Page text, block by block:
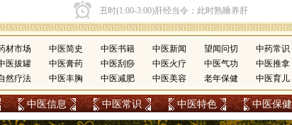
材市场 中医简史 中医书籍 中医新闻 望闻问切 中药常识
医拔罐 中医膏药 中医刮痧 中医火疗 中医气功 中医推拿
然疗法 中医丰胸 中医减肥 中医美容 老年保健 中医育儿
中医信息 中医常识 中医特色 中医保健